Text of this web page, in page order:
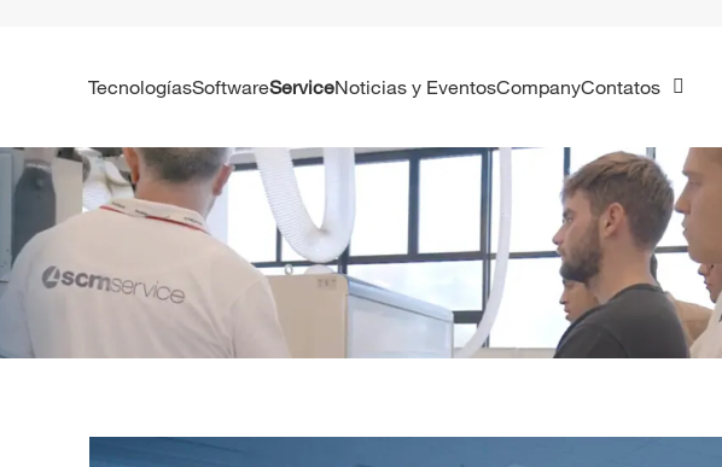
Tecnologías Software Service Noticias y Eventos Company Contatos